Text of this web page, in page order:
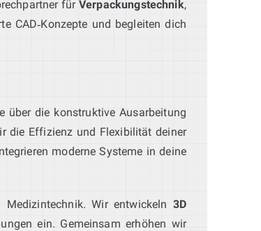
für Verpackungstechnik,
CAD‑Konzepte und begleiten dich
über die konstruktive Ausarbeitung
die Effizienz und Flexibilität deiner
moderne Systeme in deine
Wir entwickeln 3D
ein. Gemeinsam erhöhen wir